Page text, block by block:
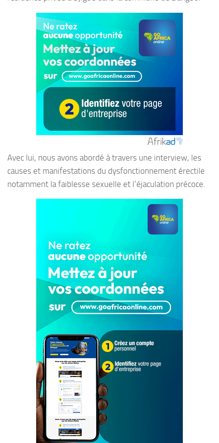
Avec lui, nous avons abordé à travers une interview, les
causes et manifestations du dysfonctionnement érectile
notamment la faiblesse sexuelle et l’éjaculation précoce.